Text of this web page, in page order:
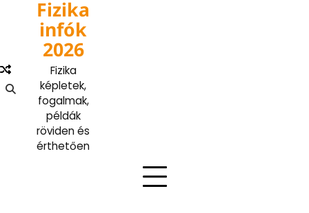
content
Fizika
infók
2026
Fizika
képletek,
fogalmak,
példák
röviden és
érthetően